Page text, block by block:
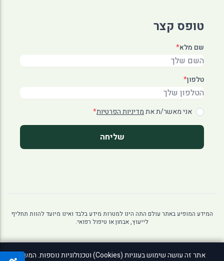
טופס קצר
שם מלא*
טלפון*
אני מאשר/ת אתמדיניות הפרטיות*
שליחה
המידע המופיע באתר עולם התה הינו למטרות מידע בלבד ואינו מיועד להוות תחליף
לייעוץ, אבחון או טיפול רפואי.
אתר זה עושה שימוש בעוגיות (Cookies) וטכנולוגיות נוספות. המשך